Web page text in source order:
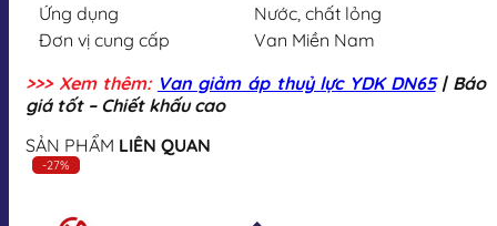
Ứng dụng
Nước, chất lỏng
Đơn vị cung cấp
Van Miền Nam
>>> Xem thêm: Van giảm áp thuỷ lực YDK DN65| Báo
giá tốt – Chiết khấu cao
SẢN PHẨM LIÊN QUAN
-27%